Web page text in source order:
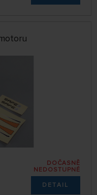
DOČASNĚ
NEDOSTUPNÉ
DETAIL